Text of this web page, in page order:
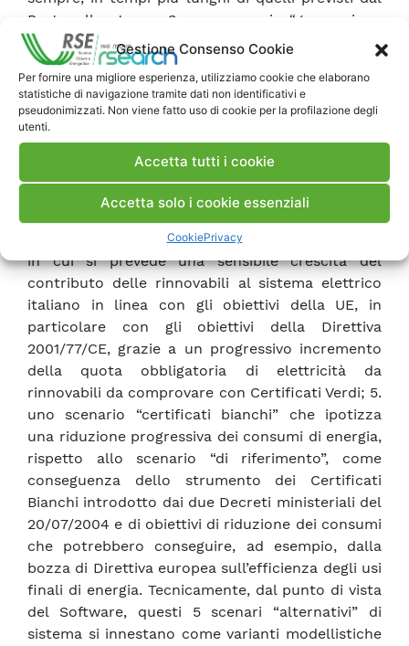
Gestione Consenso Cookie
Per fornire una migliore esperienza, utilizziamo cookie che elaborano
statistiche di navigazione tramite dati non identificativi e
pseudonimizzati. Non viene fatto uso di cookie per la profilazione degli
utenti.
Accetta tutti i cookie
Accetta solo i cookie essenziali
CookiePrivacy
Protocollo stesso; 3. uno scenario “generazione
distribuita” che prevede, in linea con il quadro
normativo dell’Unione Europea già desumibile in
particolare dalla Direttiva 2004/8/CE sulla
cogenerazione, l’adozione di politiche volte a
promuovere la generazione distribuita,
soprattutto se alimentata a gas e destinata alla
quest’ultima quantitativamente in linea con la
centralizzata; 4. uno scenario “fonti rinnovabili”
in cui si prevede una sensibile crescita del
contributo delle rinnovabili al sistema elettrico
italiano in linea con gli obiettivi della UE, in
particolare con gli obiettivi della Direttiva
2001/77/CE, grazie a un progressivo incremento
della quota obbligatoria di elettricità da
rinnovabili da comprovare con Certificati Verdi; 5.
uno scenario “certificati bianchi” che ipotizza
una riduzione progressiva dei consumi di energia,
rispetto allo scenario “di riferimento”, come
conseguenza dello strumento dei Certificati
Bianchi introdotto dai due Decreti ministeriali del
20/07/2004 e di obiettivi di riduzione dei consumi
che potrebbero conseguire, ad esempio, dalla
bozza di Direttiva europea sull’efficienza degli usi
finali di energia. Tecnicamente, dal punto di vista
del Software, questi 5 scenari “alternativi” di
sistema si innestano come varianti modellistiche